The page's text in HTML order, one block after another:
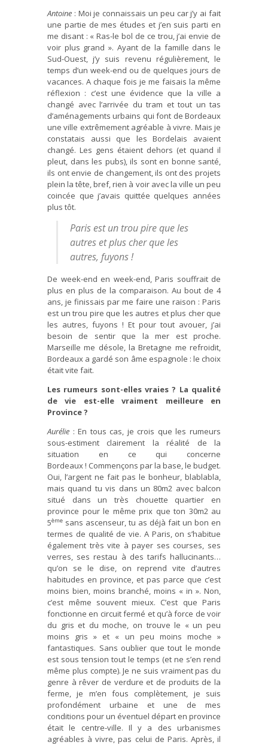
Antoine : Moi je connaissais un peu car j’y ai fait
une partie de mes études et j’en suis parti en
me disant : « Ras-le bol de ce trou, j’ai envie de
voir plus grand ». Ayant de la famille dans le
Sud-Ouest, j’y suis revenu régulièrement, le
temps d’un week-end ou de quelques jours de
vacances. A chaque fois je me faisais la même
réflexion : c’est une évidence que la ville a
changé avec l’arrivée du tram et tout un tas
d’aménagements urbains qui font de Bordeaux
une ville extrêmement agréable à vivre. Mais je
constatais aussi que les Bordelais avaient
changé. Les gens étaient dehors (et quand il
pleut, dans les pubs), ils sont en bonne santé,
ils ont envie de changement, ils ont des projets
plein la tête, bref, rien à voir avec la ville un peu
coincée que j’avais quittée quelques années
plus tôt.
Paris est un trou pire que les
autres et plus cher que les
autres, fuyons !
De week-end en week-end, Paris souffrait de
plus en plus de la comparaison. Au bout de 4
ans, je finissais par me faire une raison : Paris
est un trou pire que les autres et plus cher que
les autres, fuyons ! Et pour tout avouer, j’ai
besoin de sentir que la mer est proche.
Marseille me désole, la Bretagne me refroidit,
Bordeaux a gardé son âme espagnole : le choix
était vite fait.
Les rumeurs sont-elles vraies ? La qualité
de vie est-elle vraiment meilleure en
Province ?
Aurélie : En tous cas, je crois que les rumeurs
sous-estiment clairement la réalité de la
situation en ce qui concerne
Bordeaux ! Commençons par la base, le budget.
Oui, l’argent ne fait pas le bonheur, blablabla,
mais quand tu vis dans un 80m2 avec balcon
situé dans un très chouette quartier en
province pour le même prix que ton 30m2 au
5ème sans ascenseur, tu as déjà fait un bon en
termes de qualité de vie. A Paris, on s’habitue
également très vite à payer ses courses, ses
verres, ses restau à des tarifs hallucinants…
qu’on se le dise, on reprend vite d’autres
habitudes en province, et pas parce que c’est
moins bien, moins branché, moins « in ». Non,
c’est même souvent mieux. C’est que Paris
fonctionne en circuit fermé et qu’à force de voir
du gris et du moche, on trouve le « un peu
moins gris » et « un peu moins moche »
fantastiques. Sans oublier que tout le monde
est sous tension tout le temps (et ne s’en rend
même plus compte). Je ne suis vraiment pas du
genre à rêver de verdure et de produits de la
ferme, je m’en fous complètement, je suis
profondément urbaine et une de mes
conditions pour un éventuel départ en province
était le centre-ville. Il y a des urbanismes
agréables à vivre, pas celui de Paris. Après, il